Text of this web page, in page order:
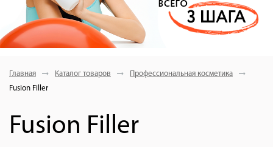
Главная Каталог товаров
Профессиональная косметика
Fusion Filler
Fusion Filler